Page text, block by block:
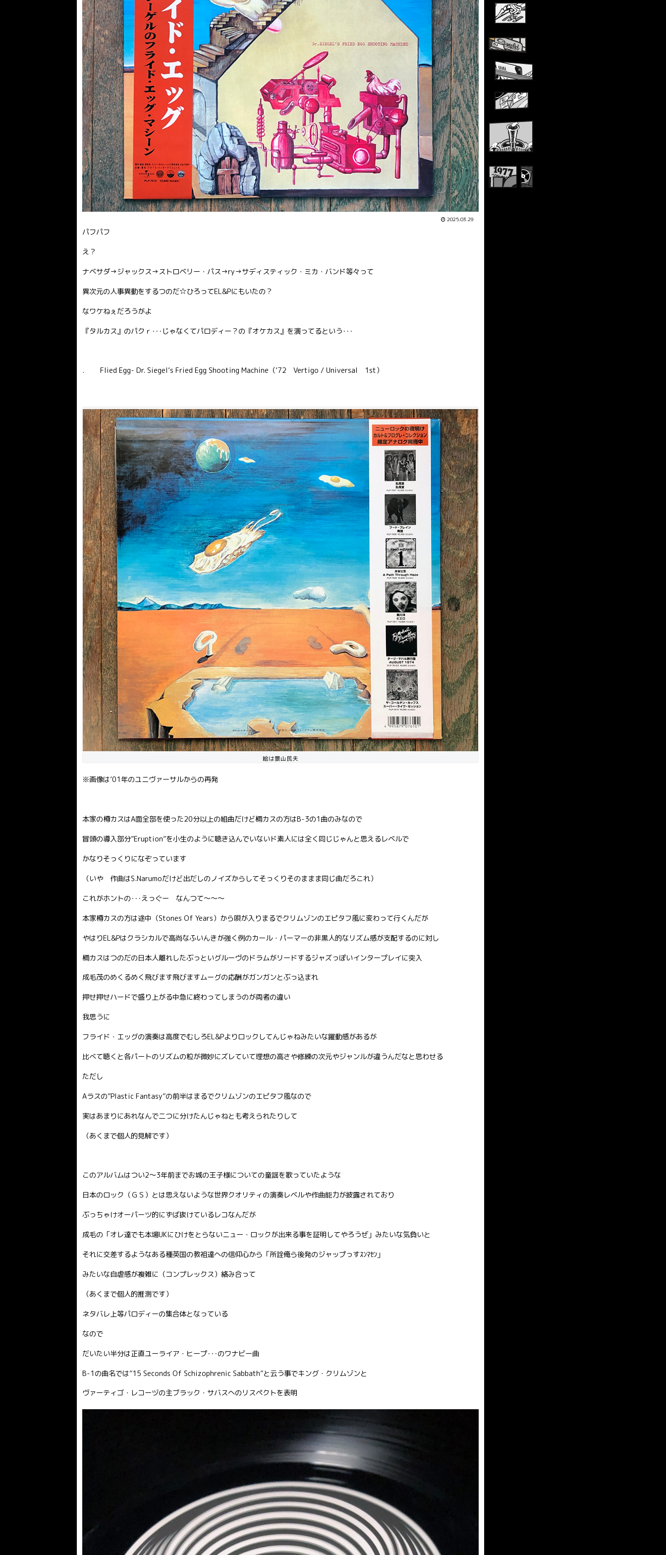
2025.03.29
パフパフ
え？
ナベサダ→ジャックス→ストロベリー・パス→ry→サディスティック・ミカ・バンド等々って
異次元の人事異動をするつのだ☆ひろってEL&Pにもいたの？
なワケねぇだろうがよ
『タルカス』のパクｒ･･･じゃなくてパロディー？の『オケカス』を演ってるという･･･
. Flied Egg- Dr. Siegel’s Fried Egg Shooting Machine（’72 Vertigo / Universal 1st）
絵は景山民夫
※画像は’01年のユニヴァーサルからの再発
本家の樽カスはA面全部を使った20分以上の組曲だけど桶カスの方はB-3の1曲のみなので
冒頭の導入部分”Eruption”を小生のように聴き込んでいないド素人には全く同じじゃんと思えるレベルで
かなりそっくりになぞっています
（いや 作曲はS.Narumoだけど出だしのノイズからしてそっくりそのままま同じ曲だろこれ）
これがホントの･･･えっぐー なんつて〜〜〜
本家樽カスの方は途中（Stones Of Years）から唄が入りまるでクリムゾンのエピタフ風に変わって行くんだが
やはりEL&Pはクラシカルで高尚なふいんきが強く例のカール・パーマーの非黒人的なリズム感が支配するのに対し
桶カスはつのだの日本人離れしたぶっといグルーヴのドラムがリードするジャズっぽいインタープレイに突入
成毛茂のめくるめく飛びます飛びますムーグの応酬がガンガンとぶっ込まれ
押せ押せハードで盛り上がる中急に終わってしまうのが両者の違い
我思うに
フライド・エッグの演奏は高度でむしろEL&Pよりロックしてんじゃねみたいな躍動感があるが
比べて聴くと各パートのリズムの粒が微妙にズレていて理想の高さや修練の次元やジャンルが違うんだなと思わせる
ただし
Aラスの”Plastic Fantasy”の前半はまるでクリムゾンのエピタフ風なので
実はあまりにあれなんで二つに分けたんじゃねとも考えられたりして
（あくまで個人的見解です）
このアルバムはつい2〜3年前までお城の王子様についての童謡を歌っていたような
日本のロック（ＧＳ）とは思えないような世界クオリティの演奏レベルや作曲能力が披露されており
ぶっちゃけオーパーツ的にずば抜けているレコなんだが
成毛の「オレ達でも本場UKにひけをとらないニュー・ロックが出来る事を証明してやろうぜ」みたいな気負いと
それに交差するようなある種英国の教祖達への信仰心から「所詮俺ら後発のジャップっすｽﾝﾏｾﾝ」
みたいな自虐感が複雑に（コンプレックス）絡み合って
（あくまで個人的推測です）
ネタバレ上等パロディーの集合体となっている
なので
だいたい半分は正直ユーライア・ヒープ･･･のワナビー曲
B-1の曲名では”15 Seconds Of Schizophrenic Sabbath”と云う事でキング・クリムゾンと
ヴァーティゴ・レコーヅの主ブラック・サバスへのリスペクトを表明